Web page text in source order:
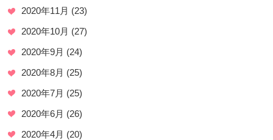
2020年11月 (23)
2020年10月 (27)
2020年9月 (24)
2020年8月 (25)
2020年7月 (25)
2020年6月 (26)
2020年4月 (20)